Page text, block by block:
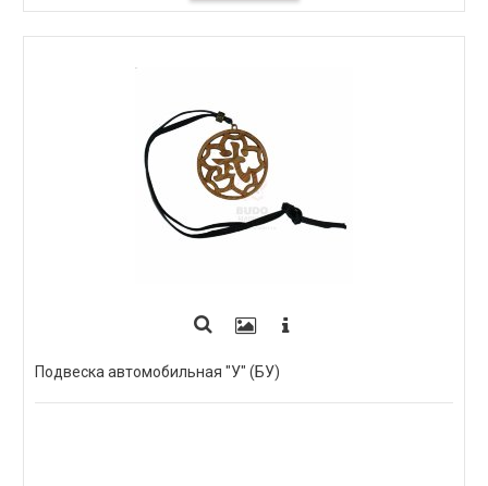
Подвеска автомобильная "У" (БУ)